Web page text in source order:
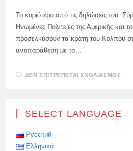
Το κυριότερο από τις δηλώσεις του:
Ηνωμένες Πολιτείες της Αμερικής και
προσελκύσουν τα κράτη του Κόλπου σε
αντιπαράθεση με το…
ΔΕΝ ΕΠΙΤΡΈΠΕΤΑΙ ΣΧΟΛΙΑΣΜΌΣ
SELECT LANGUAGE
Русский
Ελληνικά